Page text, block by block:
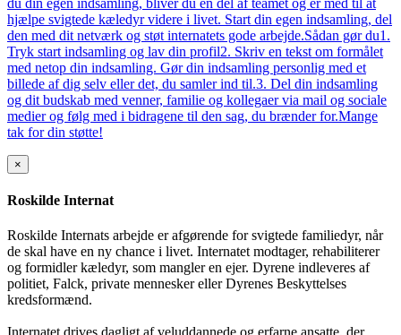
hjælpe svigtede kæledyr videre i livet. Start din egen indsamling, del
den med dit netværk og støt internatets gode arbejde.Sådan gør du1.
Tryk start indsamling og lav din profil2. Skriv en tekst om formålet
med netop din indsamling. Gør din indsamling personlig med et
billede af dig selv eller det, du samler ind til.3. Del din indsamling
og dit budskab med venner, familie og kollegaer via mail og sociale
medier og følg med i bidragene til den sag, du brænder for.Mange
tak for din støtte!
×
Roskilde Internat
Roskilde Internats arbejde er afgørende for svigtede familiedyr, når
de skal have en ny chance i livet. Internatet modtager, rehabiliterer
og formidler kæledyr, som mangler en ejer. Dyrene indleveres af
politiet, Falck, private mennesker eller Dyrenes Beskyttelses
kredsformænd.